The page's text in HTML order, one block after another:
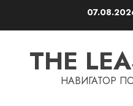
THE
НАВИГАТОР